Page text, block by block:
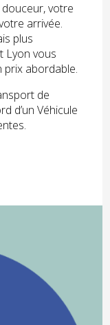
votre
arrivée.
plus
Lyon vous
prix abordable.
de
d’un Véhicule